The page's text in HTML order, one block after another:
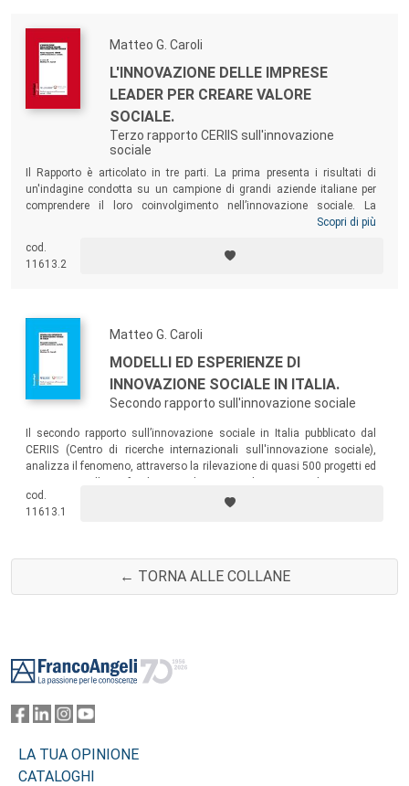
Matteo G. Caroli
L'INNOVAZIONE DELLE IMPRESE
LEADER PER CREARE VALORE
SOCIALE.
Terzo rapporto CERIIS sull'innovazione
sociale
Il Rapporto è articolato in tre parti. La prima presenta i risultati di
un'indagine condotta su un campione di grandi aziende italiane per
comprendere il loro coinvolgimento nell’innovazione sociale. La
seconda illustra le fondamentali caratteristiche dell’innovazione
CERIIS a partire dal 2014, affinato e ampliato nel corso del 2016. La
terza ospita contributi di dirigenti d’impresa che illustrano le principali
Scopri di più
cod.
11613.2
Matteo G. Caroli
MODELLI ED ESPERIENZE DI
INNOVAZIONE SOCIALE IN ITALIA.
Secondo rapporto sull'innovazione sociale
Il secondo rapporto sull’innovazione sociale in Italia pubblicato dal
CERIIS (Centro di ricerche internazionali sull'innovazione sociale),
analizza il fenomeno, attraverso la rilevazione di quasi 500 progetti ed
studio identifica le caratteristiche chiave dell’innovazione sociale e le
principali condizioni che ne favoriscono lo sviluppo.
cod.
11613.1
← TORNA ALLE COLLANE
LA TUA OPINIONE
CATALOGHI